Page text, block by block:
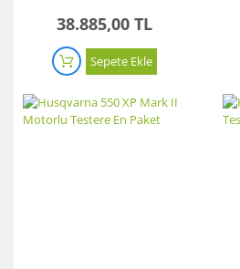
38.885,00 TL
Sepete Ekle